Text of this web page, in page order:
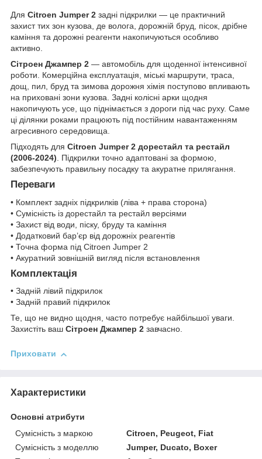
Для Citroen Jumper 2 задні підкрилки — це практичний
захист тих зон кузова, де волога, дорожній бруд, пісок, дрібне
каміння та дорожні реагенти накопичуються особливо
активно.
Сітроен Джампер 2 — автомобіль для щоденної інтенсивної
роботи. Комерційна експлуатація, міські маршрути, траса,
дощ, пил, бруд та зимова дорожня хімія поступово впливають
на приховані зони кузова. Задні колісні арки щодня
накопичують усе, що піднімається з дороги під час руху. Саме
ці ділянки роками працюють під постійним навантаженням
агресивного середовища.
Підходять для Citroen Jumper 2 дорестайл та рестайл
(2006-2024) . Підкрилки точно адаптовані за формою,
забезпечують правильну посадку та акуратне прилягання.
Переваги
• Комплект задніх підкрилків (ліва + права сторона)
• Сумісність із дорестайл та рестайл версіями
• Захист від води, піску, бруду та каміння
• Додатковий бар’єр від дорожніх реагентів
• Точна форма під Citroen Jumper 2
• Акуратний зовнішній вигляд після встановлення
Комплектація
• Задній лівий підкрилок
• Задній правий підкрилок
Те, що не видно щодня, часто потребує найбільшої уваги.
Захистіть ваш Сітроен Джампер 2 завчасно.
Приховати
Характеристики
Основні атрибути
Сумісність з маркою
Citroen, Peugeot, Fiat
Сумісність з моделлю
Jumper, Ducato, Boxer